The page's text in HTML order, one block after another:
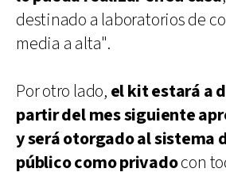
destinado a laboratorios de
media a alta".
Por otro lado, el kit estará a
partir del mes siguiente
y será otorgado al sistema
público como privadocon